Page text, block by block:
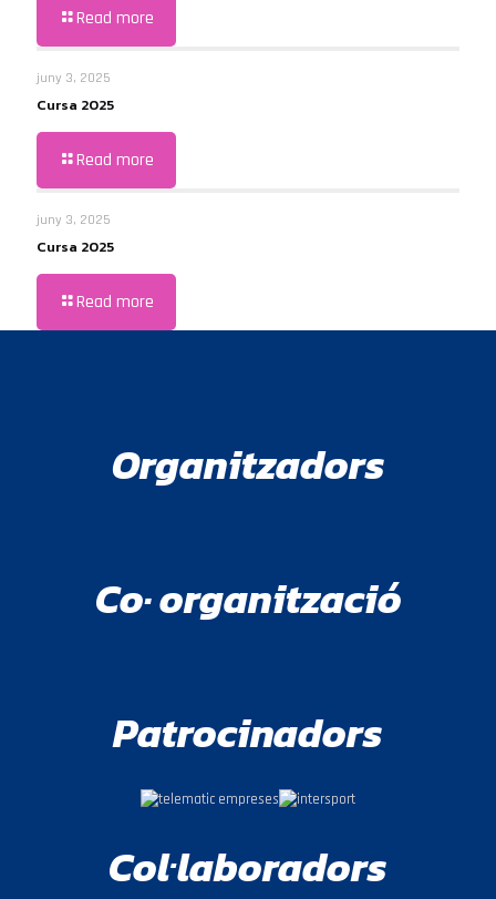
Read more
juny 3, 2025
Cursa 2025
Read more
juny 3, 2025
Cursa 2025
Read more
Organitzadors
Co· organització
Patrocinadors
Col·laboradors